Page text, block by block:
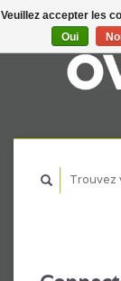
Veuillez accepter les
Oui